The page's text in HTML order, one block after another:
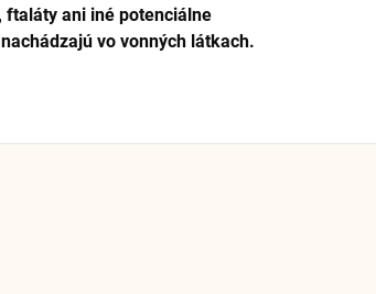
ftaláty ani iné potenciálne
vo vonných látkach.